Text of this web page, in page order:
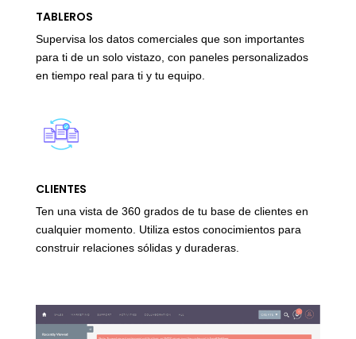
TABLEROS
Supervisa los datos comerciales que son importantes
para ti de un solo vistazo, con paneles personalizados
en tiempo real para ti y tu equipo.
CLIENTES
Ten una vista de 360 grados de tu base de clientes en
cualquier momento. Utiliza estos conocimientos para
construir relaciones sólidas y duraderas.